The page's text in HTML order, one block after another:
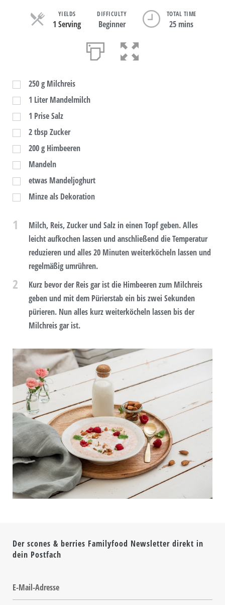
YIELDS
1 Serving
DIFFICULTY
Beginner
TOTAL TIME
25 mins
250g Milchreis
1 Liter Mandelmilch
1 Prise Salz
2tbspZucker
200g Himbeeren
Mandeln
etwas Mandeljoghurt
Minze als Dekoration
1
Milch, Reis, Zucker und Salz in einen Topf geben. Alles
leicht aufkochen lassen und anschließend die Temperatur
reduzieren und alles 20 Minuten weiterköcheln lassen und
regelmäßig umrühren.
2
Kurz bevor der Reis gar ist die Himbeeren zum Milchreis
geben und mit dem Pürierstab ein bis zwei Sekunden
pürieren. Nun alles kurz weiterköcheln lassen bis der
Milchreis gar ist.
Der scones & berries Familyfood Newsletter direkt in
dein Postfach